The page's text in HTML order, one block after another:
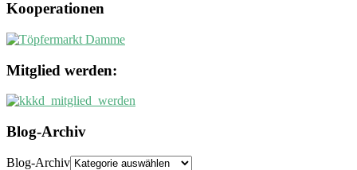
Kooperationen
Mitglied werden:
Blog-Archiv
Blog-Archiv